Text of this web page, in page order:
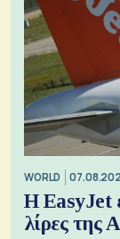
WORLD
Η EasyJet
λίρες της